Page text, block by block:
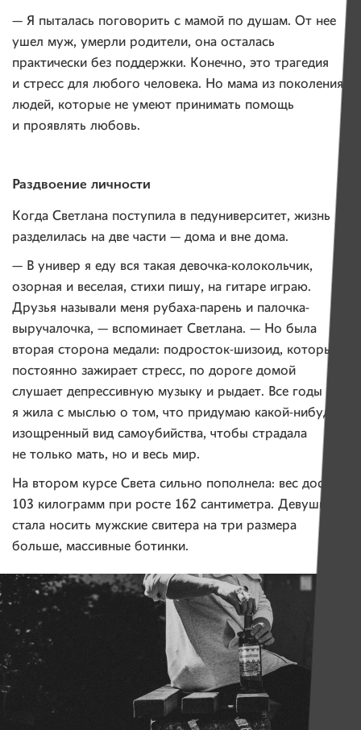
— Я пыталась поговорить с мамой по душам. От нее
ушел муж, умерли родители, она осталась
практически без поддержки. Конечно, это трагедия
и стресс для любого человека. Но мама из поколения
людей, которые не умеют принимать помощь
и проявлять любовь.
Раздвоение личности
Когда Светлана поступила в педуниверситет, жизнь
разделилась на две части — дома и вне дома.
— В универ я еду вся такая девочка-колокольчик,
озорная и веселая, стихи пишу, на гитаре играю.
Друзья называли меня рубаха-парень и палочка-
выручалочка, — вспоминает Светлана. — Но была
вторая сторона медали: подросток-шизоид, который
постоянно зажирает стресс, по дороге домой
слушает депрессивную музыку и рыдает. Все годы
я жила с мыслью о том, что придумаю какой-нибудь
изощренный вид самоубийства, чтобы страдала
не только мать, но и весь мир.
На втором курсе Света сильно пополнела: вес достиг
103 килограмм при росте 162 сантиметра. Девушка
стала носить мужские свитера на три размера
больше, массивные ботинки.